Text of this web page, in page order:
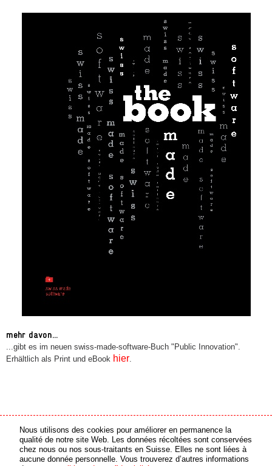
mehr davon...
...gibt es im neuen swiss-made-software-Buch "Public Innovation".
Erhältlich als Print und eBook hier.
partenaire média
© 2026 swiss made software GmbH, Suisse - tous droits réservés
partenaire en ligne
Nous utilisons des cookies pour améliorer en permanence la
qualité de notre site Web. Les données récoltées sont conservées
chez nous ou nos sous-traitants en Suisse. Elles ne sont liées à
aucune donnée personnelle. Vous trouverez d’autres informations